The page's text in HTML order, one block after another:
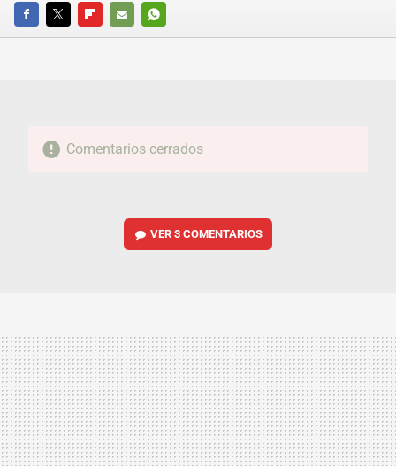
FACEBOOKTWITTERFLIPBOARD
E-
WHATSAPP
Comentarios cerrados
VER3 COMENTARIOS